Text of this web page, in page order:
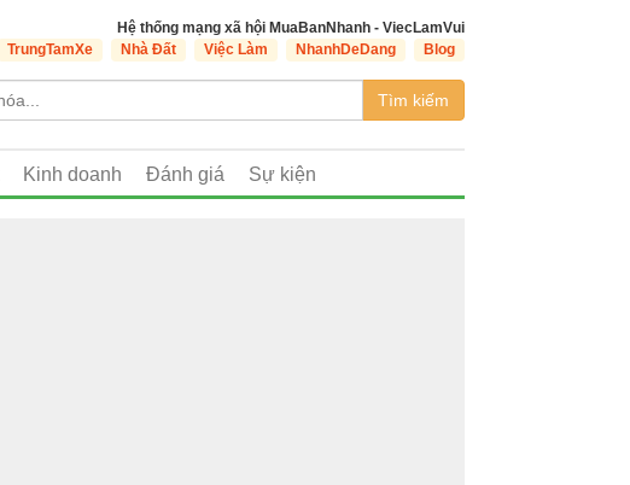
Hệ thống mạng xã hội MuaBanNhanh - ViecLamVui
TrungTamXe Nhà Đất Việc Làm NhanhDeDang Blog
Tìm kiếm
Kinh doanh Đánh giá Sự kiện